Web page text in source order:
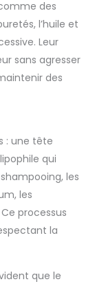
des
l’huile et
Leur
sans agresser
des
: une tête
qui
les
les
processus
la
que le